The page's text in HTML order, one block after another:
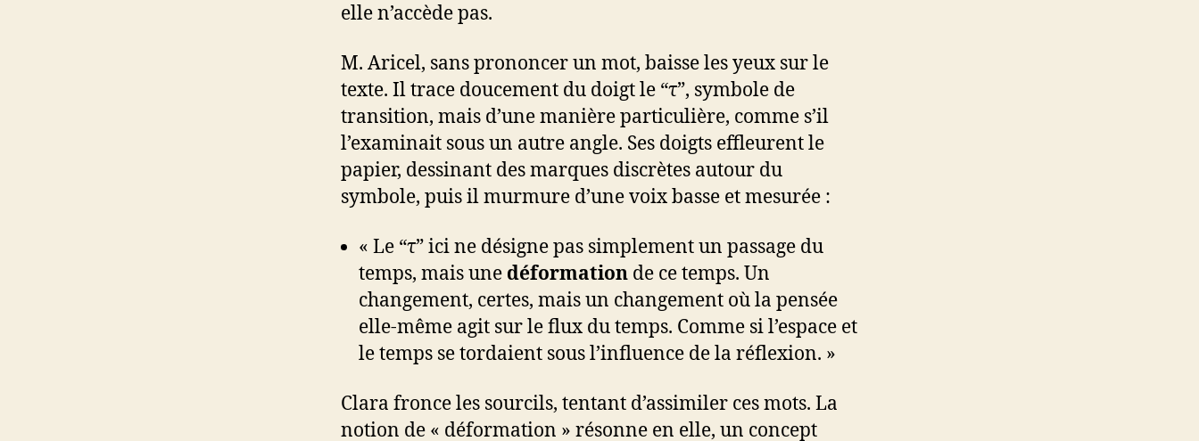
elle n’accède pas.
M. Aricel, sans prononcer un mot, baisse les yeux sur le
texte. Il trace doucement du doigt le “τ”, symbole de
transition, mais d’une manière particulière, comme s’il
l’examinait sous un autre angle. Ses doigts effleurent le
papier, dessinant des marques discrètes autour du
symbole, puis il murmure d’une voix basse et mesurée :
« Le “τ” ici ne désigne pas simplement un passage du
temps, mais une déformation de ce temps. Un
changement, certes, mais un changement où la pensée
elle-même agit sur le flux du temps. Comme si l’espace et
le temps se tordaient sous l’influence de la réflexion. »
Clara fronce les sourcils, tentant d’assimiler ces mots. La
notion de « déformation » résonne en elle, un concept